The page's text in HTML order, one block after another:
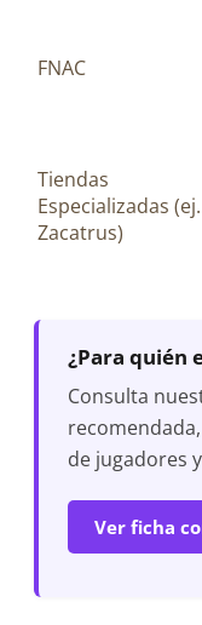
FNAC
Tiendas
Especializadas (ej.
Zacatrus)
¿Para quién
Consulta
de jugadores
Ver ficha